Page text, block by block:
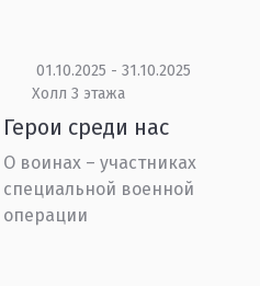
01.10.2025 - 31.10.2025
Холл 3 этажа
Герои среди нас
О воинах – участниках
специальной военной
операции